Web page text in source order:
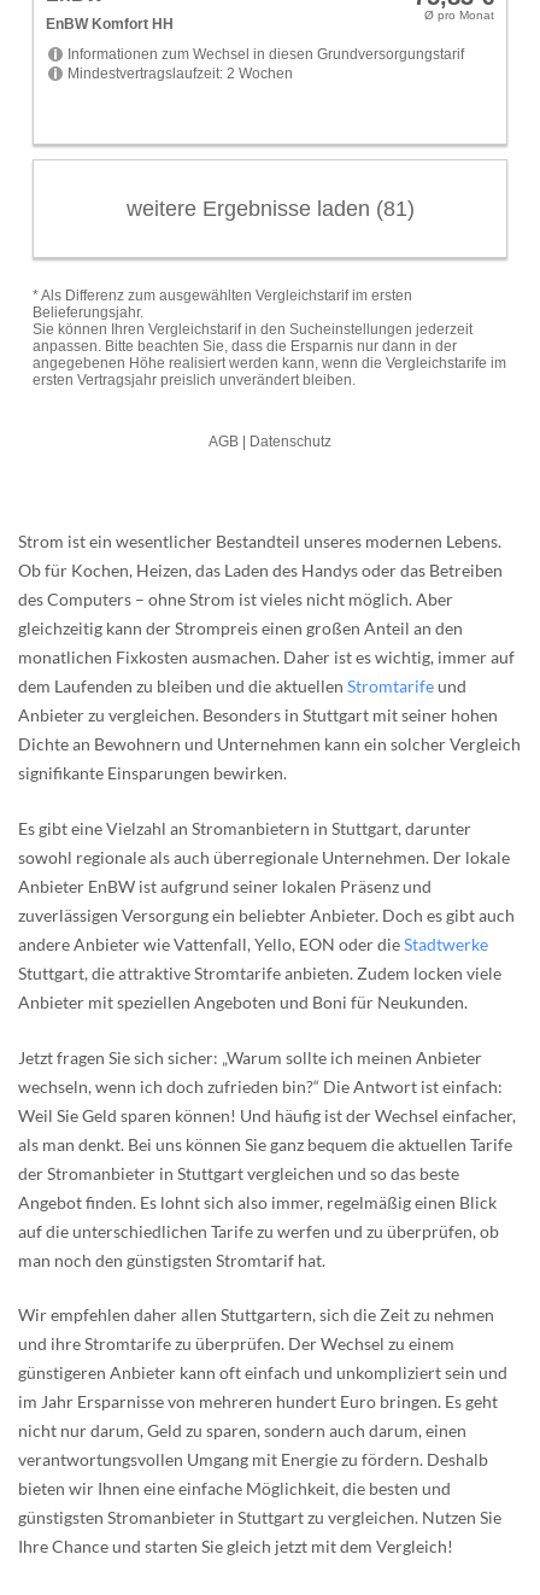
Strom ist ein wesentlicher Bestandteil unseres modernen Lebens.
Ob für Kochen, Heizen, das Laden des Handys oder das Betreiben
des Computers – ohne Strom ist vieles nicht möglich. Aber
gleichzeitig kann der Strompreis einen großen Anteil an den
monatlichen Fixkosten ausmachen. Daher ist es wichtig, immer auf
dem Laufenden zu bleiben und die aktuellen Stromtarifeund
Anbieter zu vergleichen. Besonders in Stuttgart mit seiner hohen
Dichte an Bewohnern und Unternehmen kann ein solcher Vergleich
signifikante Einsparungen bewirken.
Es gibt eine Vielzahl an Stromanbietern in Stuttgart, darunter
sowohl regionale als auch überregionale Unternehmen. Der lokale
Anbieter EnBW ist aufgrund seiner lokalen Präsenz und
zuverlässigen Versorgung ein beliebter Anbieter. Doch es gibt auch
andere Anbieter wie Vattenfall, Yello, EON oder dieStadtwerke
Stuttgart, die attraktive Stromtarife anbieten. Zudem locken viele
Anbieter mit speziellen Angeboten und Boni für Neukunden.
Jetzt fragen Sie sich sicher: „Warum sollte ich meinen Anbieter
wechseln, wenn ich doch zufrieden bin?“ Die Antwort ist einfach:
Weil Sie Geld sparen können! Und häufig ist der Wechsel einfacher,
als man denkt. Bei uns können Sie ganz bequem die aktuellen Tarife
der Stromanbieter in Stuttgart vergleichen und so das beste
Angebot finden. Es lohnt sich also immer, regelmäßig einen Blick
auf die unterschiedlichen Tarife zu werfen und zu überprüfen, ob
man noch den günstigsten Stromtarif hat.
Wir empfehlen daher allen Stuttgartern, sich die Zeit zu nehmen
und ihre Stromtarife zu überprüfen. Der Wechsel zu einem
günstigeren Anbieter kann oft einfach und unkompliziert sein und
im Jahr Ersparnisse von mehreren hundert Euro bringen. Es geht
nicht nur darum, Geld zu sparen, sondern auch darum, einen
verantwortungsvollen Umgang mit Energie zu fördern. Deshalb
bieten wir Ihnen eine einfache Möglichkeit, die besten und
günstigsten Stromanbieter in Stuttgart zu vergleichen. Nutzen Sie
Ihre Chance und starten Sie gleich jetzt mit dem Vergleich!